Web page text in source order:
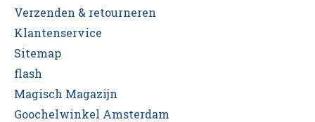
Verzenden & retourneren
Klantenservice
Sitemap
flash
Magisch Magazijn
Goochelwinkel Amsterdam